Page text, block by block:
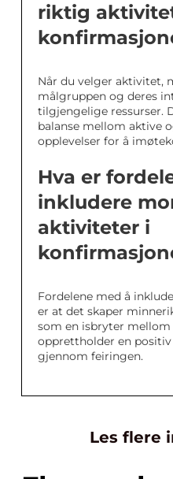
riktig
Når du velger aktivitet,
målgruppen og deres
tilgjengelige ressurser.
balanse mellom aktive
opplevelser for å
Hva er
inkludere
aktiviteter i
Fordelene med å
er at det skaper
som en isbryter mellom
opprettholder en
gjennom feiringen.
Les flere